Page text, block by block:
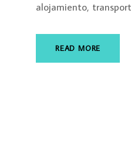
alojamiento,
READ MORE